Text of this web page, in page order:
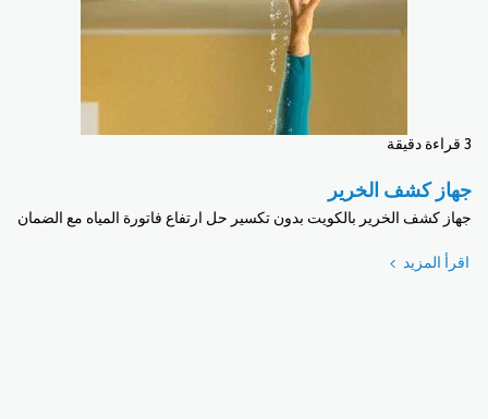
3 قراءة دقيقة
جهاز كشف الخرير
جهاز كشف الخرير بالكويت بدون تكسير حل ارتفاع فاتورة المياه مع الضمان
اقرأ المزيد